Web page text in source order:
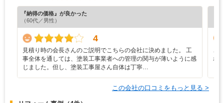
『納得の価格』が良かった
（60代／男性）
4
見積り時の会長さんのご説明でこちらの会社に決めました。 工
事全体を通しては、塗装工事業者への管理の関与が薄いように感
じました。但し、塗装工事屋さん自体は丁寧…
こ
れ
この会社の口コミをもっと見る >